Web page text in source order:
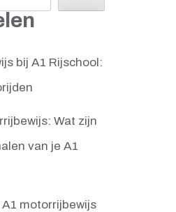
bij A1 Rijschool:
Wat zijn
van je A1
motorrijbewijs